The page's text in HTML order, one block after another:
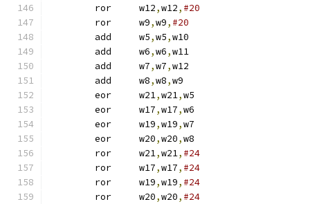
	ror	w12
,w12, #20
	ror	w9
,w9, #20
	add	w5
,w5,w10
	add	w6
,w6,w11
	add	w7
,w7,w12
	add	w8
,w8,w9
	eor	w21
,w21,w5
	eor	w17
,w17,w6
	eor	w19
,w19,w7
	eor	w20
,w20,w8
	ror	w21
,w21, #24
	ror	w17
,w17, #24
	ror	w19
,w19, #24
	ror	w20
,w20, #24